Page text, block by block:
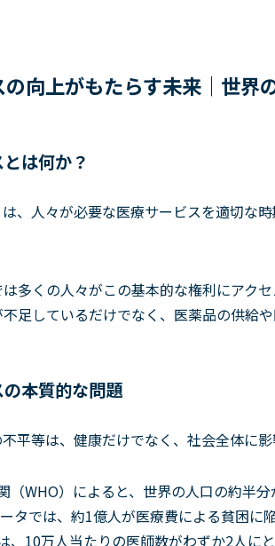
向上がもたらす未来｜世界
は何か？
、人々が必要な医療サービスを適切な
多くの人々がこの基本的な権利にアク
足しているだけでなく、医薬品の供給
本質的な問題
平等は、健康だけでなく、社会全体に影
（WHO）によると、世界の人口の約半
タでは、約1億人が医療費による貧困に陥
、10万人当たりの医師数がわずか2人に